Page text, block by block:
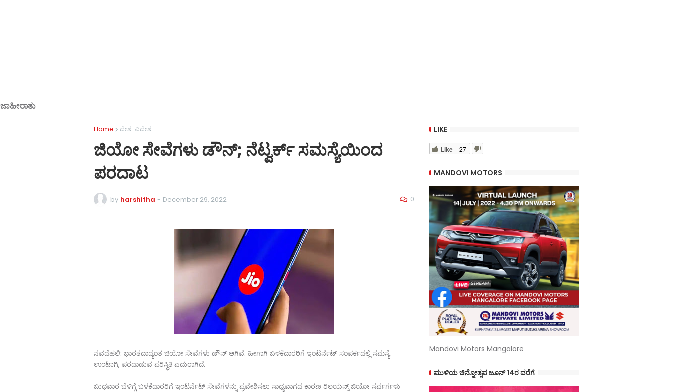
ಜಾಹೀರಾತು
Home ದೇಶ-ವಿದೇಶ
ಜಿಯೋ ಸೇವೆಗಳು ಡೌನ್; ನೆಟ್ವರ್ಕ್ ಸಮಸ್ಯೆಯಿಂದ
ಪರದಾಟ
by harshitha - December 29, 2022 0
ನವದೆಹಲಿ: ಭಾರತದಾದ್ಯಂತ ಜಿಯೋ ಸೇವೆಗಳು ಡೌನ್ ಆಗಿವೆ. ಹೀಗಾಗಿ ಬಳಕೆದಾರರಿಗೆ ಇಂಟರ್ನೆಟ್ ಸಂಪರ್ಕದಲ್ಲಿ ಸಮಸ್ಯೆ
ಉಂಟಾಗಿ, ಪರದಾಡುವ ಪರಿಸ್ಥಿತಿ ಎದುರಾಗಿದೆ.
ಬುಧವಾರ ಬೆಳಿಗ್ಗೆ ಬಳಕೆದಾರರಿಗೆ ಇಂಟರ್ನೆಟ್ ಸೇವೆಗಳನ್ನು ಪ್ರವೇಶಿಸಲು ಸಾಧ್ಯವಾಗದ ಕಾರಣ ರಿಲಯನ್ಸ್ ಜಿಯೋ ಸರ್ವರ್ಗಳು
LIKE
Like 27
MANDOVI MOTORS
Mandovi Motors Mangalore
ಮುಳಿಯ ಚಿನ್ನೋತ್ಸವ ಜೂನ್ 14ರ ವರೆಗೆ